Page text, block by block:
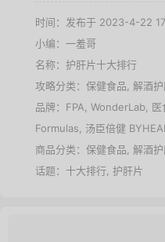
时间：发布于 2023-4-22
小编：一羞哥
名称： 护肝片十大排行
攻略分类： 保健食品 解酒
品牌： FPA WonderLab 医
Formulas
汤臣倍健
商品分类： 保健食品 解酒
话题： 十大排行 护肝片